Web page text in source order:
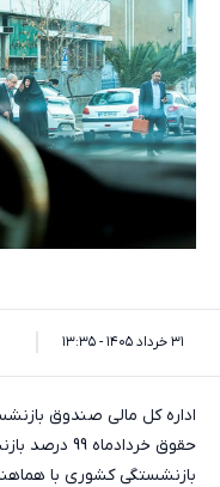
۳۱ خرداد ۱۴۰۵ - ۱۳:۳۵
اداره کل مالی صندوق
حقوق
بازنشستگی کشوری با